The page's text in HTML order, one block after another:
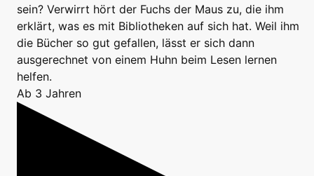
sein? Verwirrt hört der Fuchs der Maus zu, die ihm
erklärt, was es mit Bibliotheken auf sich hat. Weil ihm
die Bücher so gut gefallen, lässt er sich dann
ausgerechnet von einem Huhn beim Lesen lernen
helfen.
Ab 3 Jahren